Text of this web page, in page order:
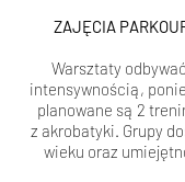
ZAJĘCIA
Warsztaty
intensywnością,
planowane są 2
z akrobatyki. Grupy
wieku oraz